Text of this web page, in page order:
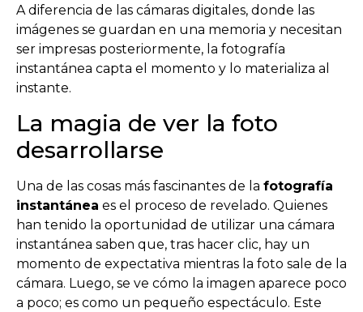
A diferencia de las cámaras digitales, donde las
imágenes se guardan en una memoria y necesitan
ser impresas posteriormente, la fotografía
instantánea capta el momento y lo materializa al
instante.
La magia de ver la foto
desarrollarse
Una de las cosas más fascinantes de la fotografía
instantánea es el proceso de revelado. Quienes
han tenido la oportunidad de utilizar una cámara
instantánea saben que, tras hacer clic, hay un
momento de expectativa mientras la foto sale de la
cámara. Luego, se ve cómo la imagen aparece poco
a poco; es como un pequeño espectáculo. Este